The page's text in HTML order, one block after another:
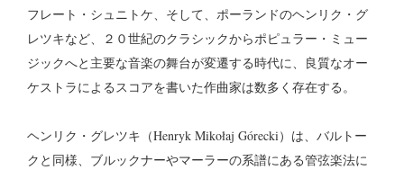
フレート・シュニトケ、そして、ポーランドのヘンリク・グ
レツキなど、２０世紀のクラシックからポピュラー・ミュー
ジックへと主要な音楽の舞台が変遷する時代に、良質なオー
ケストラによるスコアを書いた作曲家は数多く存在する。
ヘンリク・グレツキ （Henryk Mikołaj Górecki） は、バルトー
クと同様、ブルックナーやマーラーの系譜にある管弦楽法に